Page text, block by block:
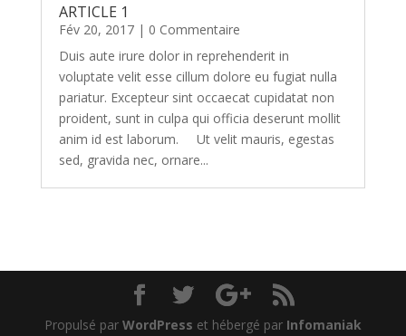
ARTICLE 1
Fév 20, 2017| 0 Commentaire
Duis aute irure dolor in reprehenderit in
voluptate velit esse cillum dolore eu fugiat nulla
pariatur. Excepteur sint occaecat cupidatat non
proident, sunt in culpa qui officia deserunt mollit
anim id est laborum. Ut velit mauris, egestas
sed, gravida nec, ornare...
Propulsé par WordPress et hébergé par Infomaniak